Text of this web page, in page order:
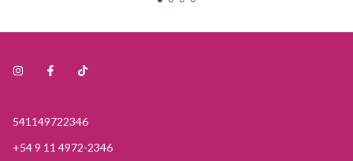
541149722346
+54 9 11 4972-2346